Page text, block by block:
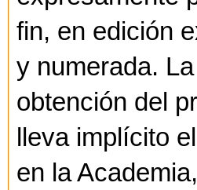
fin, en edición
y numerada. La
obtención del
lleva implícito
en la